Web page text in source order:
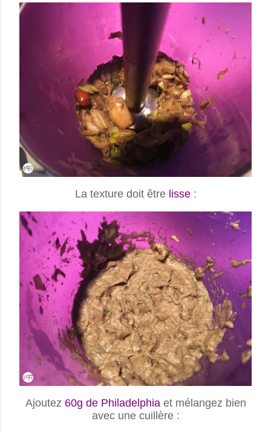
La texture doit être lisse:
Ajoutez 60g de Philadelphiaet mélangez bien
avec une cuillère :